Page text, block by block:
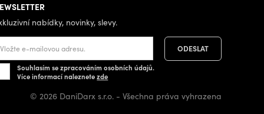
nabídky, novinky, slevy.
Souhlasím se zpracováním osobních údajů.
Více informací naleznetezde
© 2026 DaniDarx s.r.o. - Všechna práva vyhrazena